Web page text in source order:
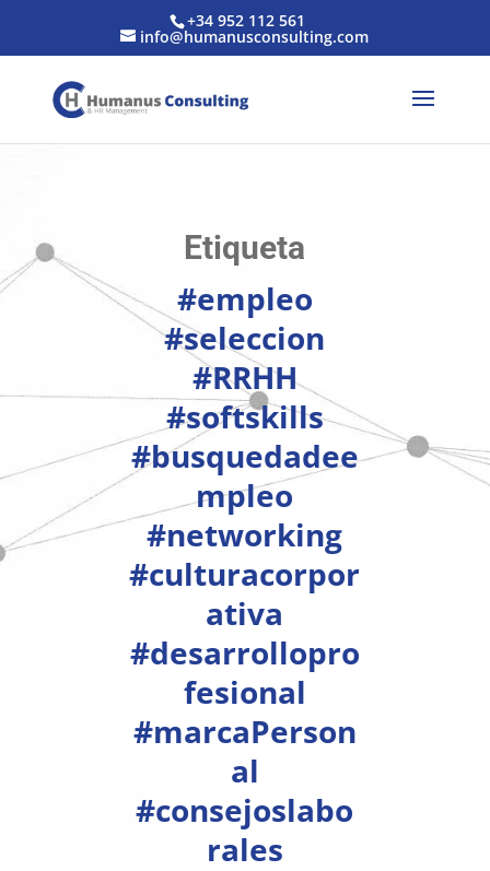
+34 952 112 561
info@humanusconsulting.com
Etiqueta
#empleo
#seleccion
#RRHH
#softskills
#busquedadee
mpleo
#networking
#culturacorpor
ativa
#desarrollopro
fesional
#marcaPerson
al
#consejoslabo
rales